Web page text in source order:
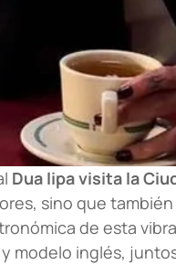
Dua lipa visita la
sino que
de esta
modelo inglés,